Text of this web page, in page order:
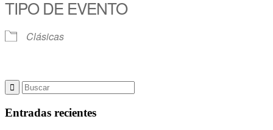
TIPO DE EVENTO
Clásicas
Entradas recientes